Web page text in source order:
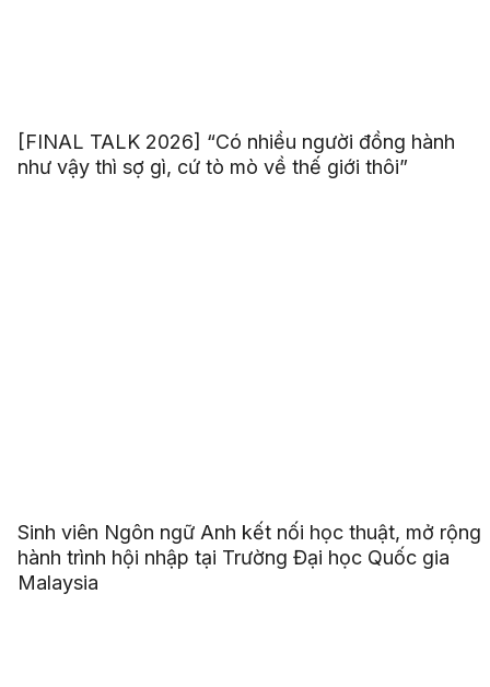
[FINAL TALK 2026] “Có nhiều người đồng hành
như vậy thì sợ gì, cứ tò mò về thế giới thôi”
Sinh viên Ngôn ngữ Anh kết nối học thuật, mở rộng
hành trình hội nhập tại Trường Đại học Quốc gia
Malaysia